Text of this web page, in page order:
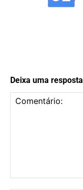
Deixa uma resposta